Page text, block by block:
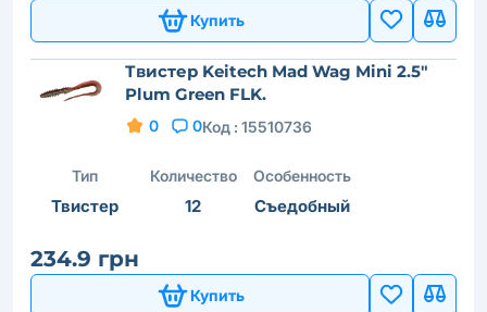
Купить
Твистер Keitech Mad Wag Mini 2.5"
Plum Green FLK.
0 0Код : 15510736
Тип
Твистер
Количество
12
Особенность
Съедобный
234.9 грн
Купить